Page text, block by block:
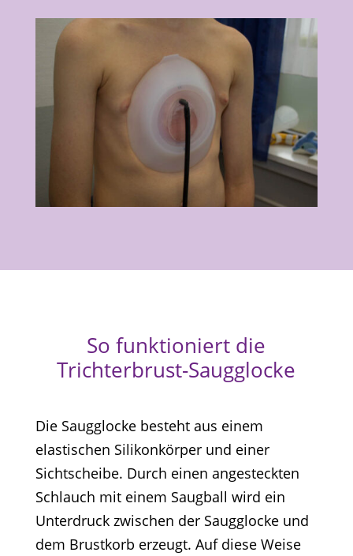
So funktioniert die
Trichterbrust-Saugglocke
Die Saugglocke besteht aus einem
elastischen Silikonkörper und einer
Sichtscheibe. Durch einen angesteckten
Schlauch mit einem Saugball wird ein
Unterdruck zwischen der Saugglocke und
dem Brustkorb erzeugt. Auf diese Weise